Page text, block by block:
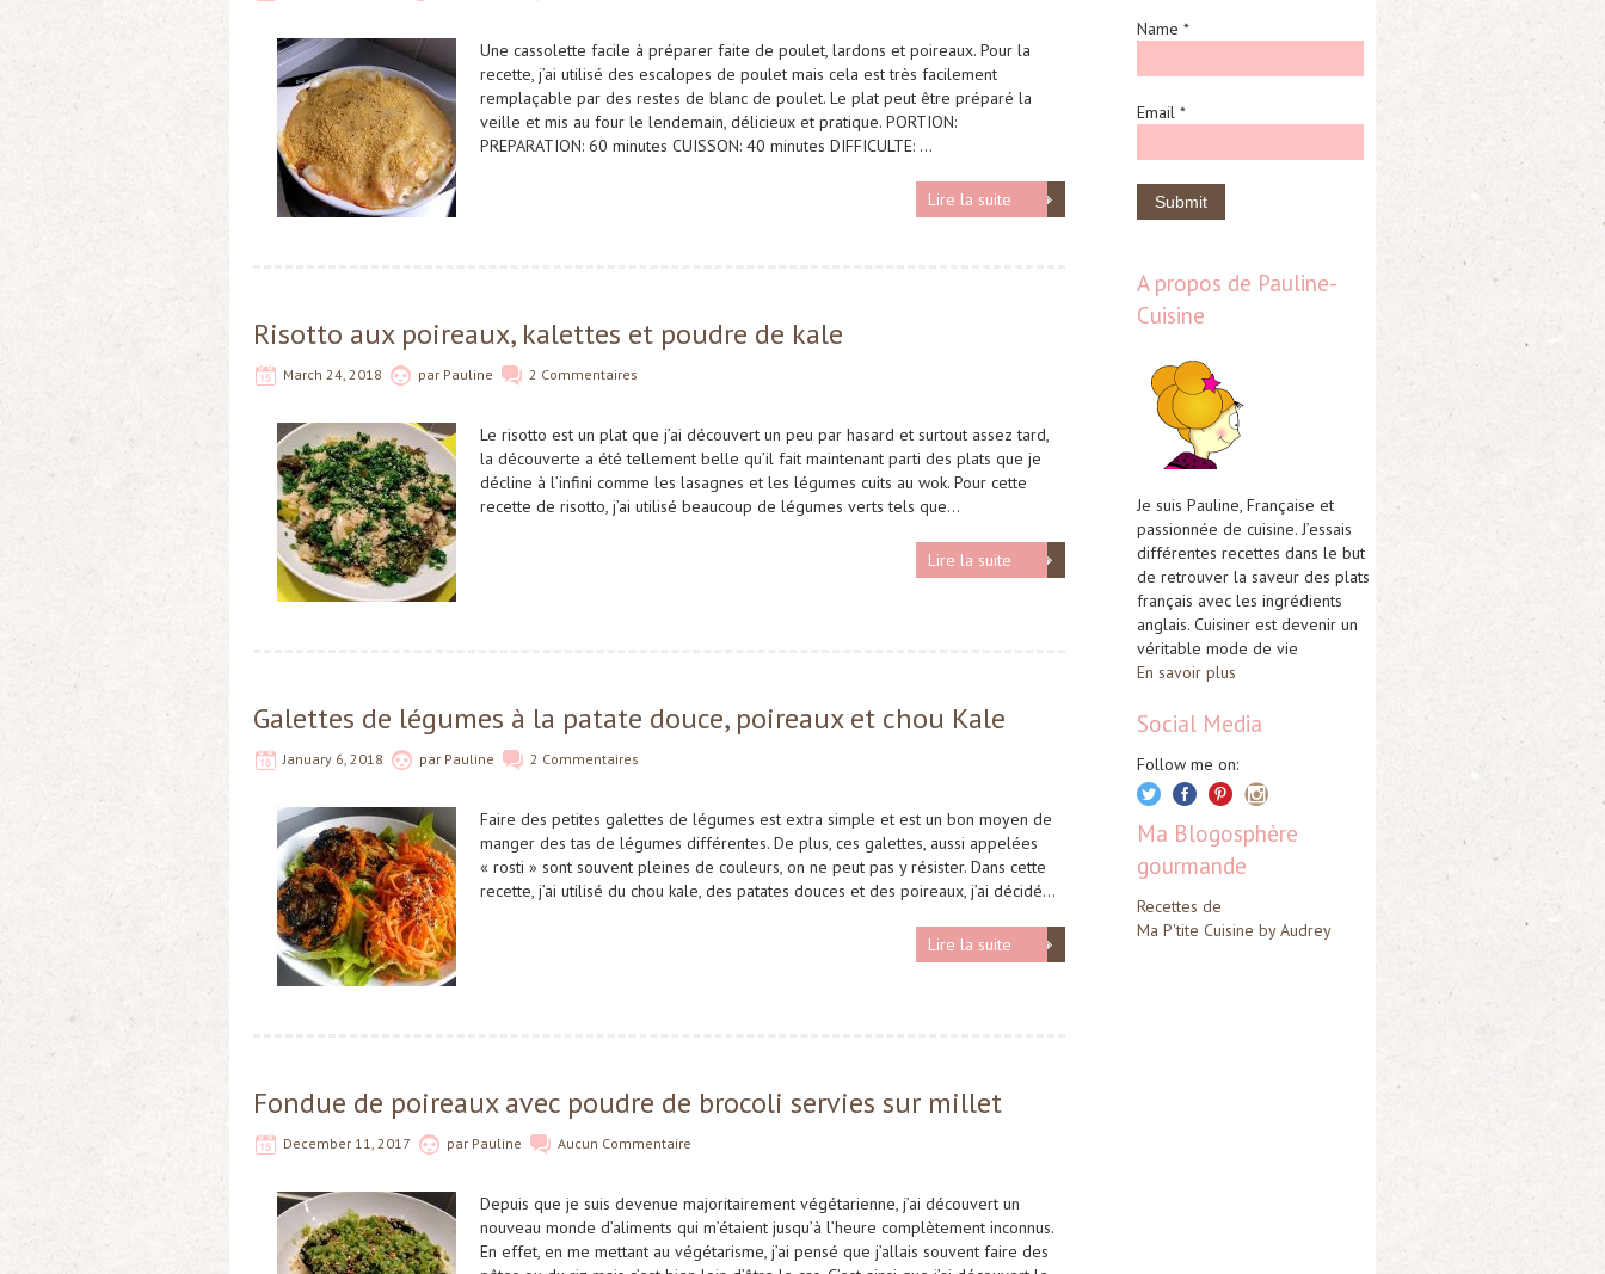
Une cassolette facile à préparer faite de poulet, lardons et poireaux. Pour la
recette, j’ai utilisé des escalopes de poulet mais cela est très facilement
remplaçable par des restes de blanc de poulet. Le plat peut être préparé la
veille et mis au four le lendemain, délicieux et pratique. PORTION:
PREPARATION: 60 minutes CUISSON: 40 minutes DIFFICULTE: …
Lire la suite
Risotto aux poireaux, kalettes et poudre de kale
March 24, 2018 par Pauline 2 Commentaires
Le risotto est un plat que j’ai découvert un peu par hasard et surtout assez tard,
la découverte a été tellement belle qu’il fait maintenant parti des plats que je
décline à l’infini comme les lasagnes et les légumes cuits au wok. Pour cette
recette de risotto, j’ai utilisé beaucoup de légumes verts tels que…
Lire la suite
Galettes de légumes à la patate douce, poireaux et chou Kale
January 6, 2018 par Pauline 2 Commentaires
Faire des petites galettes de légumes est extra simple et est un bon moyen de
manger des tas de légumes différentes. De plus, ces galettes, aussi appelées
« rosti » sont souvent pleines de couleurs, on ne peut pas y résister. Dans cette
recette, j’ai utilisé du chou kale, des patates douces et des poireaux, j’ai décidé…
Lire la suite
Fondue de poireaux avec poudre de brocoli servies sur millet
December 11, 2017 par Pauline Aucun Commentaire
Depuis que je suis devenue majoritairement végétarienne, j’ai découvert un
nouveau monde d’aliments qui m’étaient jusqu’à l’heure complètement inconnus.
En effet, en me mettant au végétarisme, j’ai pensé que j’allais souvent faire des
Name *
Email *
A propos de Pauline-
Cuisine
Je suis Pauline, Française et
passionnée de cuisine. J’essais
différentes recettes dans le but
de retrouver la saveur des plats
français avec les ingrédients
anglais. Cuisiner est devenir un
véritable mode de vie
En savoir plus
Social Media
Follow me on:
Ma Blogosphère
gourmande
Recettes de
Ma P'tite Cuisine by Audrey